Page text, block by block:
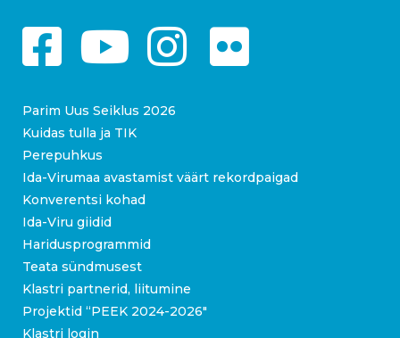
Parim Uus Seiklus 2026
Kuidas tulla ja TIK
Perepuhkus
Ida-Virumaa avastamist väärt rekordpaigad
Konverentsi kohad
Ida-Viru giidid
Haridusprogrammid
Teata sündmusest
Klastri partnerid, liitumine
Projektid “PEEK 2024-2026″
Klastri login